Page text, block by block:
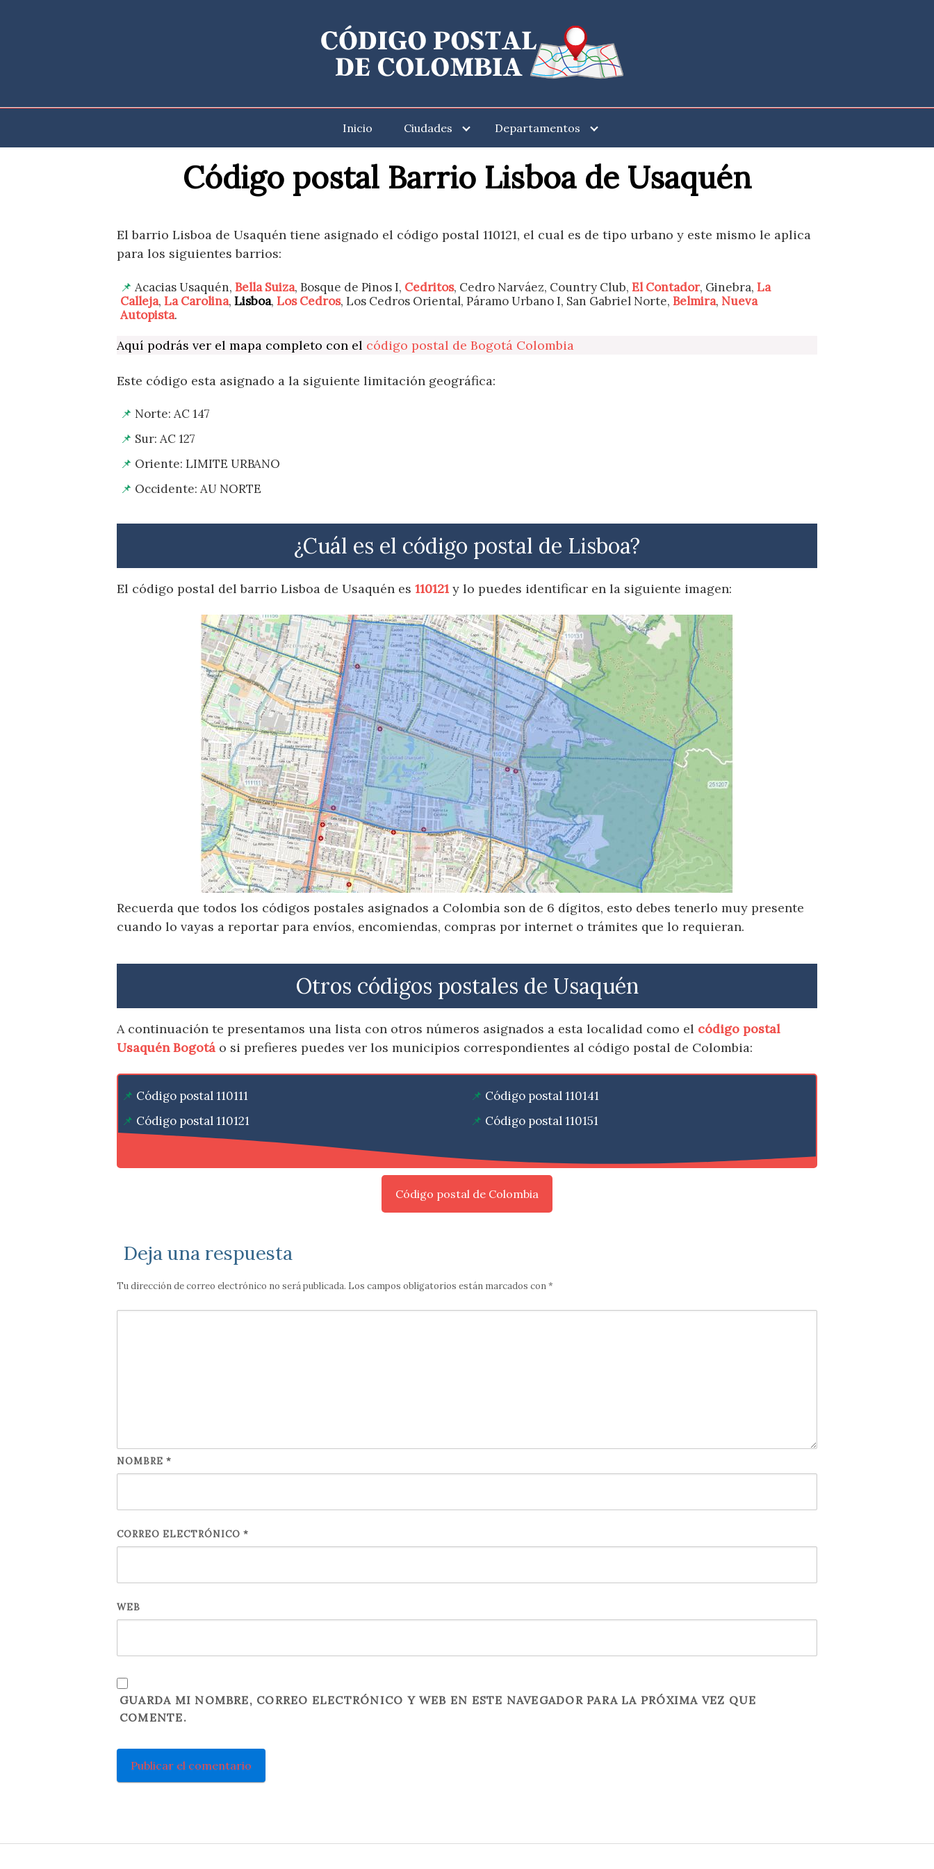
Inicio Ciudades Departamentos
Código postal Barrio Lisboa de Usaquén
El barrio Lisboa de Usaquén tiene asignado el código postal 110121, el cual es de tipo urbano y este mismo le aplica
para los siguientes barrios:
Acacias Usaquén, Bella Suiza, Bosque de Pinos I, Cedritos, Cedro Narváez, Country Club, El Contador, Ginebra, La
Calleja, La Carolina, Lisboa, Los Cedros, Los Cedros Oriental, Páramo Urbano I, San Gabriel Norte, Belmira, Nueva
Autopista.
Aquí podrás ver el mapa completo con el código postal de Bogotá Colombia
Este código esta asignado a la siguiente limitación geográfica:
Norte: AC 147
Sur: AC 127
Oriente: LIMITE URBANO
Occidente: AU NORTE
¿Cuál es el código postal de Lisboa?
El código postal del barrio Lisboa de Usaquén es 110121 y lo puedes identificar en la siguiente imagen:
Recuerda que todos los códigos postales asignados a Colombia son de 6 dígitos, esto debes tenerlo muy presente
cuando lo vayas a reportar para envíos, encomiendas, compras por internet o trámites que lo requieran.
Otros códigos postales de Usaquén
A continuación te presentamos una lista con otros números asignados a esta localidad como el código postal
Usaquén Bogotá o si prefieres puedes ver los municipios correspondientes al código postal de Colombia:
Código postal 110111
Código postal 110121
Código postal 110141
Código postal 110151
Código postal de Colombia
Deja una respuesta
Tu dirección de correo electrónico no será publicada. Los campos obligatorios están marcados con*
NOMBRE *
CORREO ELECTRÓNICO *
WEB
GUARDA MI NOMBRE, CORREO ELECTRÓNICO Y WEB EN ESTE NAVEGADOR PARA LA PRÓXIMA VEZ QUE
COMENTE.